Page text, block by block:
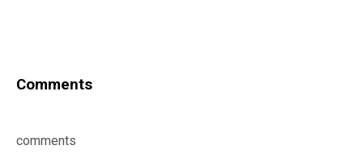
Comments
comments